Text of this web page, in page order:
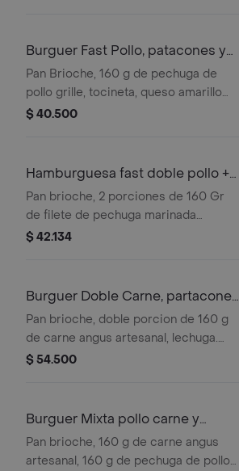
Personal De 250ml
Burguer Fast Pollo, patacones y
Bebida
Pan Brioche, 160 g de pechuga de
pollo grille, tocineta, queso amarillo
americano, cebolla grille
de 4 patacones y gaseosa personal
de 250 ml.
$ 40.500
Hamburguesa fast doble pollo +
bebida
Pan brioche, 2 porciones de 160 Gr
de filete de pechuga marinada
artesanal, tocineta picada tostada,
de gaseosa personal de 250ml
$ 42.134
Burguer Doble Carne, partacones
y Bebida
Pan brioche, doble porcion de 160 g
de carne angus artesanal, lechuga.
tomate, queso americano, tocineta,
platano verde y gaseosa personal de
250 ml.
$ 54.500
Burguer Mixta pollo carne y
Bebida
Pan brioche, 160 g de carne angus
artesanal, 160 g de pechuga de pollo